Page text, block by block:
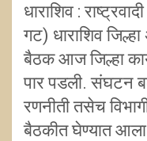
धाराशिव :
गट) धाराशिव
बैठक आज जिल्हा
पार पडली. संघटन
रणनीती तसेच
बैठकीत घेण्यात